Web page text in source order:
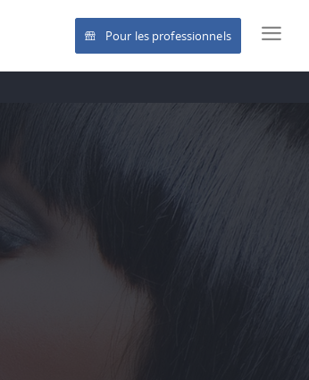
Pour les professionnels